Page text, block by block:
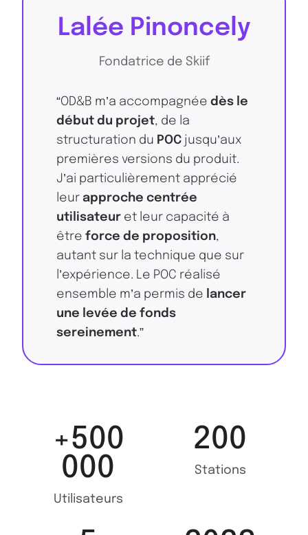
Lalée Pinoncely
Fondatrice de Skiif
“OD&B m’a accompagnée dès le
début du projet, de la
structuration du POCjusqu’aux
premières versions du produit.
J’ai particulièrement apprécié
leur approche centrée
utilisateuret leur capacité à
être force de proposition,
autant sur la technique que sur
l’expérience. Le POC réalisé
ensemble m’a permis de
lancer
une levée de fonds
sereinement.”
+500
000
Utilisateurs
200
Stations